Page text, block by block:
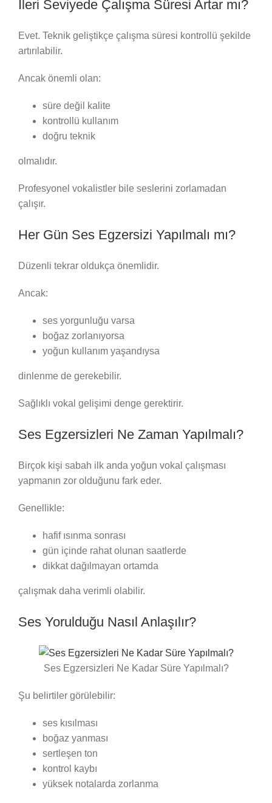
İleri Seviyede Çalışma Süresi Artar mı?
Evet. Teknik geliştikçe çalışma süresi kontrollü şekilde
artırılabilir.
Ancak önemli olan:
süre değil kalite
kontrollü kullanım
doğru teknik
olmalıdır.
Profesyonel vokalistler bile seslerini zorlamadan
çalışır.
Her Gün Ses Egzersizi Yapılmalı mı?
Düzenli tekrar oldukça önemlidir.
Ancak:
ses yorgunluğu varsa
boğaz zorlanıyorsa
yoğun kullanım yaşandıysa
dinlenme de gerekebilir.
Sağlıklı vokal gelişimi denge gerektirir.
Ses Egzersizleri Ne Zaman Yapılmalı?
Birçok kişi sabah ilk anda yoğun vokal çalışması
yapmanın zor olduğunu fark eder.
Genellikle:
hafif ısınma sonrası
gün içinde rahat olunan saatlerde
dikkat dağılmayan ortamda
çalışmak daha verimli olabilir.
Ses Yorulduğu Nasıl Anlaşılır?
Ses Egzersizleri Ne Kadar Süre Yapılmalı?
Şu belirtiler görülebilir:
ses kısılması
boğaz yanması
sertleşen ton
kontrol kaybı
yüksek notalarda zorlanma